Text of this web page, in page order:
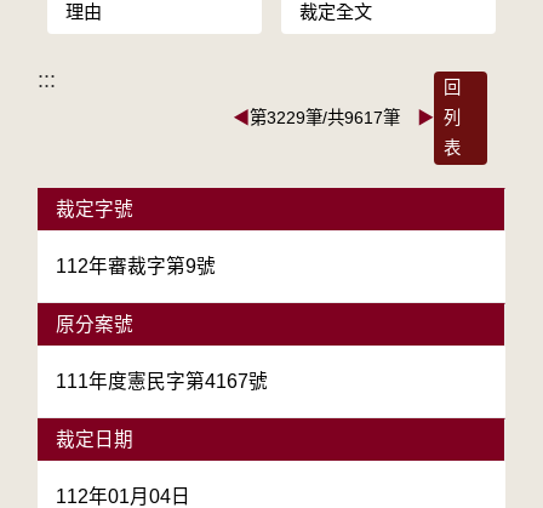
理由 裁定全文
:::
◀第3229筆/共9617筆 ▶
回
列
表
裁定字號
112年審裁字第9號
原分案號
111年度憲民字第4167號
裁定日期
112年01月04日